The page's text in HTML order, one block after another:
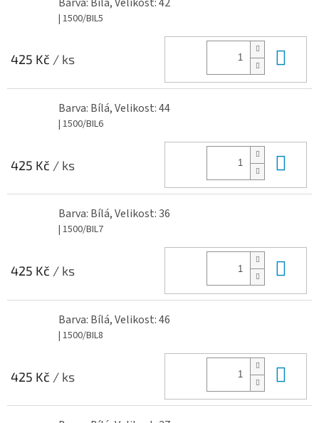
| 1500/BIL5
425 Kč / ks
Barva: Bílá, Velikost: 44
| 1500/BIL6
425 Kč / ks
Barva: Bílá, Velikost: 36
| 1500/BIL7
425 Kč / ks
Barva: Bílá, Velikost: 46
| 1500/BIL8
425 Kč / ks